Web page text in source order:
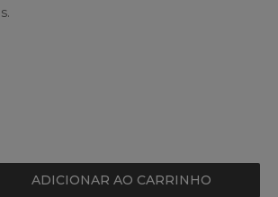
ADICIONAR AO CARRINHO